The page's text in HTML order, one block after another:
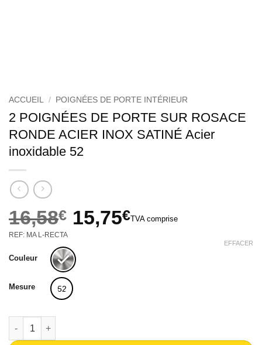
ACCUEIL / POIGNÉES DE PORTE INTÉRIEUR
2 POIGNÉES DE PORTE SUR ROSACE
RONDE ACIER INOX SATINÉ Acier
inoxidable 52
16,58€
Le
prix
initial
16,58€.
15,75€
Le
prix
actuel
15,75€.
TVA comprise
REF: MA L-RECTA
Couleur
Mesure 52
EFFACER
quantité de 2 POIGNÉES DE PORTE SUR ROSACE RONDE